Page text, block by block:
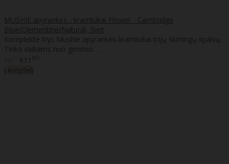
MUSHIE apyrankės - kramtukai Flower - Cambridge
Blue/Clementine/Natural, 3vnt
Komplekte trys Mushie apyrankės-kramtukai trijų skirtingų spalvų.
Tinka vaikams nuo gimimo. ..
€11 90